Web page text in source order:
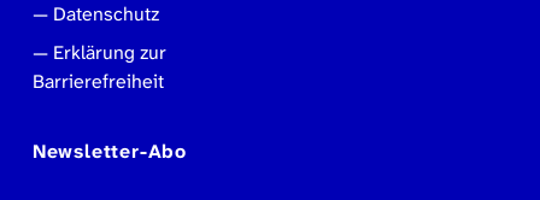
Datenschutz
Erklärung zur
Barrierefreiheit
Newsletter-Abo